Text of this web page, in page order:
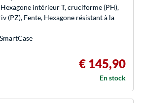
intérieur T, cruciforme (PH),
(PZ), Fente, Hexagone résistant à la
€ 145,90
En stock